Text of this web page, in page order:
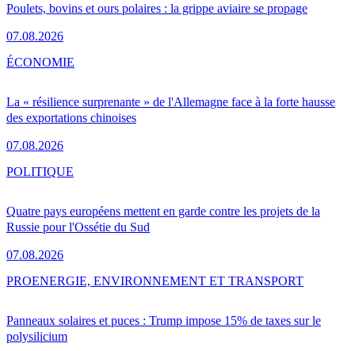
Poulets, bovins et ours polaires : la grippe aviaire se propage
07.08.2026
La « résilience surprenante » de l'Allemagne face à la forte hausse
des exportations chinoises
07.08.2026
ÉCONOMIE
Quatre pays européens mettent en garde contre les projets de la
Russie pour l'Ossétie du Sud
07.08.2026
POLITIQUE
Panneaux solaires et puces : Trump impose 15% de taxes sur le
polysilicium
PROENERGIE, ENVIRONNEMENT ET TRANSPORT